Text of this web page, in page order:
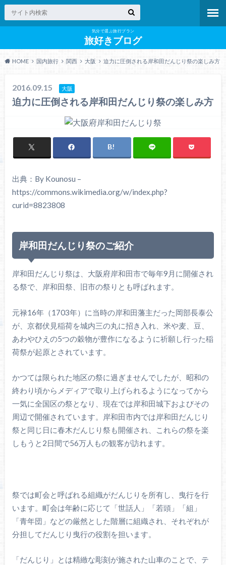
気分で選ぶ旅行プラン
旅好きブログ
HOME 国内旅行 関西 大阪 迫力に圧倒される岸和田だんじり祭の楽しみ方
2016.09.15 大阪
迫力に圧倒される岸和田だんじり祭の楽しみ方
出典：By Kounosu –
https://commons.wikimedia.org/w/index.php?
curid=8823808
岸和田だんじり祭のご紹介
岸和田だんじり祭は、大阪府岸和田市で毎年9月に開催され
る祭で、岸和田祭、旧市の祭りとも呼ばれます。
元禄16年（1703年）に当時の岸和田藩主だった岡部長泰公
が、京都伏見稲荷を城内三の丸に招き入れ、米や麦、豆、
あわやひえの5つの穀物が豊作になるように祈願し行った稲
荷祭が起原とされています。
かつては限られた地区の祭に過ぎませんでしたが、昭和の
終わり頃からメディアで取り上げられるようになってから
一気に全国区の祭となり、現在では岸和田城下およびその
周辺で開催されています。岸和田市内では岸和田だんじり
祭と同じ日に春木だんじり祭も開催され、これらの祭を楽
しもうと2日間で56万人もの観客が訪れます。
祭では町会と呼ばれる組織がだんじりを所有し、曳行を行
います。町会は年齢に応じて「世話人」「若頭」「組」
「青年団」などの厳然とした階層に組織され、それぞれが
分担してだんじり曳行の役割を担います。
「だんじり」とは精緻な彫刻が施された山車のことで、テ